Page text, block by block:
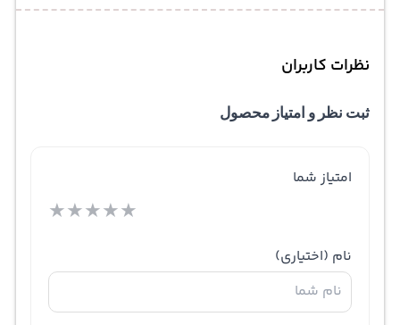
نظرات کاربران
ثبت نظر و امتیاز محصول
امتیاز شما
★★★★★
نام (اختیاری)